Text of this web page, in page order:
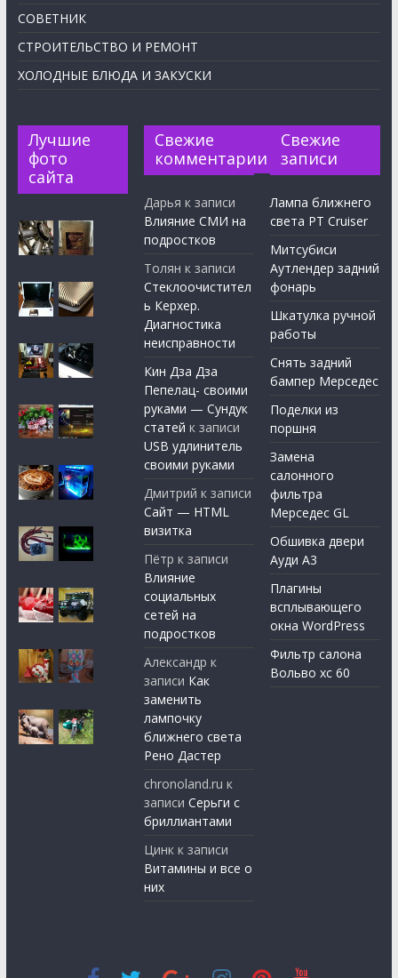
СОВЕТНИК
СТРОИТЕЛЬСТВО И РЕМОНТ
ХОЛОДНЫЕ БЛЮДА И ЗАКУСКИ
Лучшие
фото
сайта
Свежие
комментарии
Дарья к записи
Влияние СМИ на
подростков
Толян к записи
Стеклоочистител
ь Керхер.
Диагностика
неисправности
Кин Дза Дза
Пепелац- своими
руками — Сундук
статей к записи
USB удлинитель
своими руками
Дмитрий к записи
Сайт — HTML
визитка
Пётр к записи
Влияние
социальных
сетей на
подростков
Александр к
записи Как
заменить
лампочку
ближнего света
Рено Дастер
chronoland.ru к
записиСерьги с
бриллиантами
Цинк к записи
Витамины и все о
них
Свежие
записи
Лампа ближнего
света PT Cruiser
Митсубиси
Аутлендер задний
фонарь
Шкатулка ручной
работы
Снять задний
бампер Мерседес
Поделки из
поршня
Замена
салонного
фильтра
Мерседес GL
Обшивка двери
Ауди А3
Плагины
всплывающего
окна WordPress
Фильтр салона
Вольво хс 60